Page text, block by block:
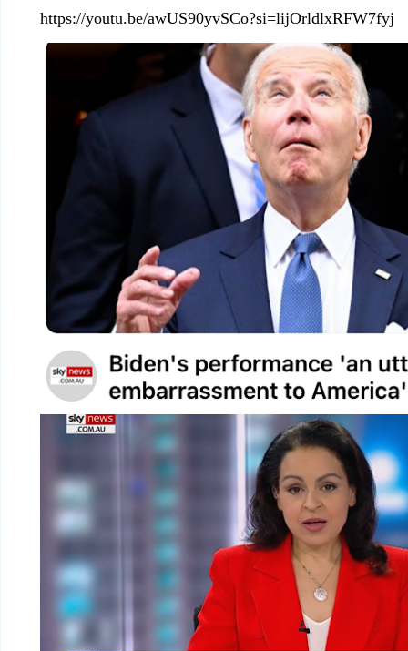
https://youtu.be/awUS90yvSCo?si=lijOrldlxRFW7fyj